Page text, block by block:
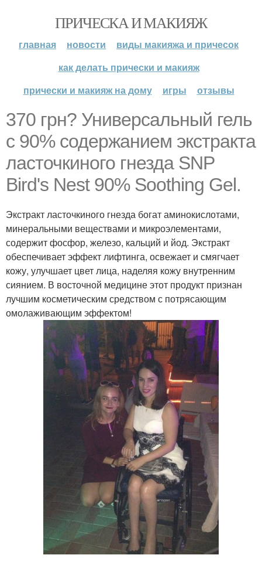
ПРИЧЕСКА И МАКИЯЖ
главная новости
виды макияжа и причесок
как делать прически и макияж
прически и макияж на дому
игры отзывы
370 грн? Универсальный гель
с 90% содержанием экстракта
ласточкиного гнезда SNP
Bird's Nest 90% Soothing Gel.
Экстракт ласточкиного гнезда богат аминокислотами,
минеральными веществами и микроэлементами,
содержит фосфор, железо, кальций и йод. Экстракт
обеспечивает эффект лифтинга, освежает и смягчает
кожу, улучшает цвет лица, наделяя кожу внутренним
сиянием. В восточной медицине этот продукт признан
лучшим косметическим средством с потрясающим
омолаживающим эффектом!